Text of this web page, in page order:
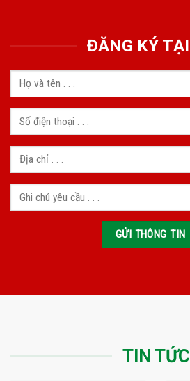
ĐĂNG KÝ
TIN TỨC